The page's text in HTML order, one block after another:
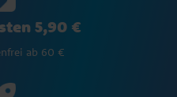
5,90 €
ab 60 €